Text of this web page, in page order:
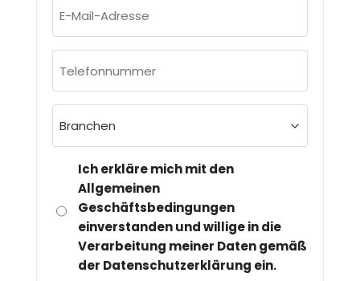
(erforderlich)
Mail-
(erforderlich)
(erforderlich)
(erforderlich)
DSGVO
DATENSCHUTZ
(ERFORDERLICH)
Ich erkläre mich mit den
Allgemeinen
Geschäftsbedingungen
einverstanden und willige in die
Verarbeitung meiner Daten gemäß
der Datenschutzerklärung ein.